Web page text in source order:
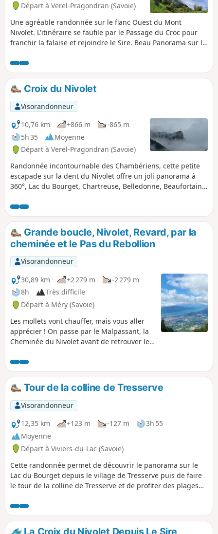
Départ à Verel-Pragondran (Savoie)
Une agréable randonnée sur le flanc Ouest du Mont
Nivolet. L'itinéraire se faufile par le Passage du Croc pour
franchir la falaise et rejoindre le Sire. Beau Panorama sur la
sentiers qui sillonnaient le flanc de la montagne et
permettait ainsi au garde forestier de parcourir l'étage
montagnard.
Croix du Nivolet
Visorandonneur
10,76 km
+866 m
-865 m
5h 35
Moyenne
Départ à Verel-Pragondran (Savoie)
Randonnée incontournable des Chambériens, cette petite
escapade sur la dent du Nivolet offre un joli panorama à
360°, Lac du Bourget, Chartreuse, Belledonne, Beaufortain
Grande boucle, Nivolet, Revard, par la
cheminée et le Pas du Rebollion
Visorandonneur
30,89 km
+2 279 m
-2 279 m
8h
Très difficile
Départ à Méry (Savoie)
Les mollets vont chauffer, mais vous aller
apprécier ! On passe par le Malpassant, la
Cheminée du Nivolet avant de retrouver le
Grosse journée, mais paysages magnifiques
et passages sportifs au programme. Tenir
compte du descriptif qui signale la
difficulté de certains passages.
Tour de la colline de Tresserve
Visorandonneur
12,35 km
+123 m -127 m
3h 55
Moyenne
Départ à Viviers-du-Lac (Savoie)
Cette randonnée permet de découvrir le panorama sur le
Lac du Bourget depuis le village de Tresserve puis de faire
le tour de la colline de Tresserve et de profiter des plages
La Croix du Nivolet Depuis Le Sire